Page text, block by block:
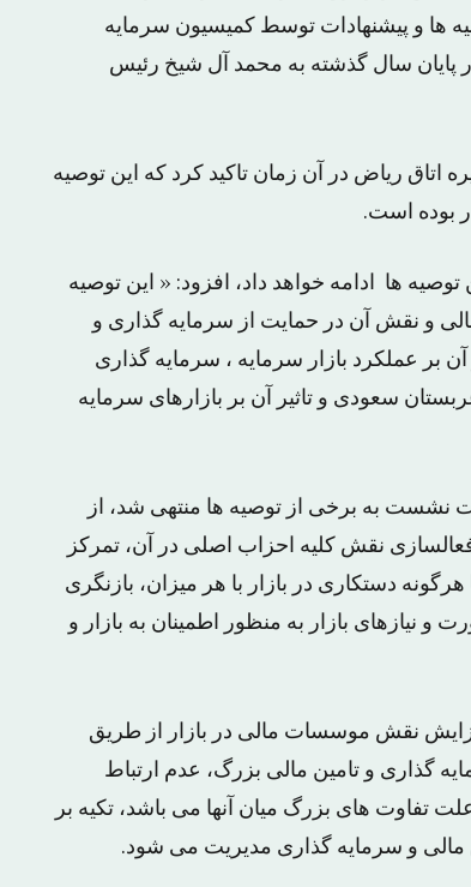
ها و پیشنهادات توسط کمیسیون سرمایه
پایان سال گذشته به محمد آل شیخ رئیس
اتاق ریاض در آن زمان تاکید کرد که این توصیه
بوده است.
ها ادامه خواهد داد، افزود: « این توصیه
مالی و نقش آن در حمایت از سرمایه گذاری و
بر عملکرد بازار سرمایه ، سرمایه گذاری
سعودی و تاثیر آن بر بازارهای سرمایه
نشست به برخی از توصیه ها منتهی شد، از
نقش کلیه احزاب اصلی در آن، تمرکز
دستکاری در بازار با هر میزان، بازنگری
بازار به منظور اطمینان به بازار و
نقش موسسات مالی در بازار از طریق
گذاری و تامین مالی بزرگ، عدم ارتباط
تفاوت های بزرگ میان آنها می باشد، تکیه بر
مالی و سرمایه گذاری مدیریت می شود.